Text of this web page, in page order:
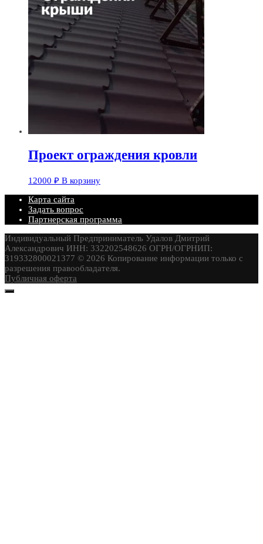
Проект ограждения кровли
12000 ₽ В корзину
Карта сайта
Задать вопрос
Партнерская программа
Индивидуальный Предприниматель Удалов Дмитрий
Александрович ИНН: 332202548626 ОГРН/ОГРНИП:
319332800021377 © 2026 Копирование информации только с
разрешения правообладателя.
Публичная оферта